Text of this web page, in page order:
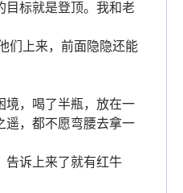
目标就是登顶。我和老
们上来，前面隐隐还能
境，喝了半瓶，放在一
遥，都不愿弯腰去拿一
告诉上来了就有红牛